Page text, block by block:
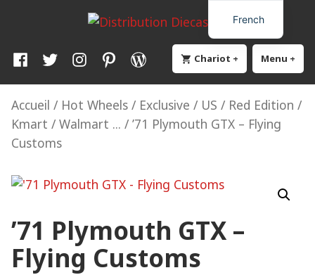
Distribution Diecast64
Une passion, un mode de vie.
Menu +
Chariot + élargi
effondré
FacebookTwitterInstagramPinterestWordPress
Accueil / Hot Wheels / Exclusive / US / Red Edition /
Kmart / Walmart ... / ’71 Plymouth GTX – Flying
Customs
’71 Plymouth GTX –
Flying Customs
French